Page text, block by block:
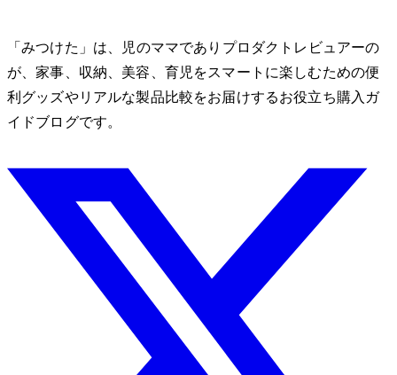
「みつけた」は、2児のママでありプロダクトレビュアーのMio
が、家事、収納、美容、育児をスマートに楽しむための便
利グッズやリアルな製品比較をお届けするお役立ち購入ガ
イドブログです。